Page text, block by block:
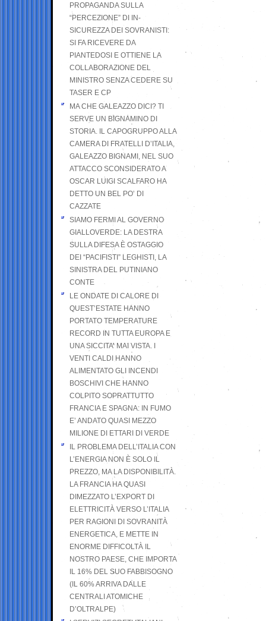
PROPAGANDA SULLA
“PERCEZIONE” DI IN-
SICUREZZA DEI SOVRANISTI:
SI FA RICEVERE DA
PIANTEDOSI E OTTIENE LA
COLLABORAZIONE DEL
MINISTRO SENZA CEDERE SU
TASER E CP
MA CHE GALEAZZO DICI? TI
SERVE UN BIGNAMINO DI
STORIA. IL CAPOGRUPPO ALLA
CAMERA DI FRATELLI D’ITALIA,
GALEAZZO BIGNAMI, NEL SUO
ATTACCO SCONSIDERATO A
OSCAR LUIGI SCALFARO HA
DETTO UN BEL PO’ DI
CAZZATE
SIAMO FERMI AL GOVERNO
GIALLOVERDE: LA DESTRA
SULLA DIFESA È OSTAGGIO
DEI “PACIFISTI” LEGHISTI, LA
SINISTRA DEL PUTINIANO
CONTE
LE ONDATE DI CALORE DI
QUEST’ESTATE HANNO
PORTATO TEMPERATURE
RECORD IN TUTTA EUROPA E
UNA SICCITA’ MAI VISTA. I
VENTI CALDI HANNO
ALIMENTATO GLI INCENDI
BOSCHIVI CHE HANNO
COLPITO SOPRATTUTTO
FRANCIA E SPAGNA: IN FUMO
E’ ANDATO QUASI MEZZO
MILIONE DI ETTARI DI VERDE
IL PROBLEMA DELL’ITALIA CON
L’ENERGIA NON È SOLO IL
PREZZO, MA LA DISPONIBILITÀ.
LA FRANCIA HA QUASI
DIMEZZATO L’EXPORT DI
ELETTRICITÀ VERSO L’ITALIA
PER RAGIONI DI SOVRANITÀ
ENERGETICA, E METTE IN
ENORME DIFFICOLTÀ IL
NOSTRO PAESE, CHE IMPORTA
IL 16% DEL SUO FABBISOGNO
(IL 60% ARRIVA DALLE
CENTRALI ATOMICHE
D’OLTRALPE)